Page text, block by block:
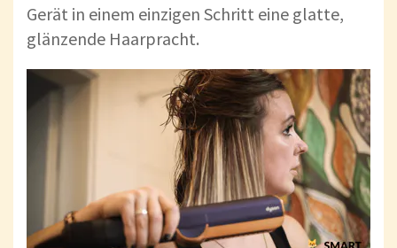
Gerät in einem einzigen Schritt eine glatte,
glänzende Haarpracht.